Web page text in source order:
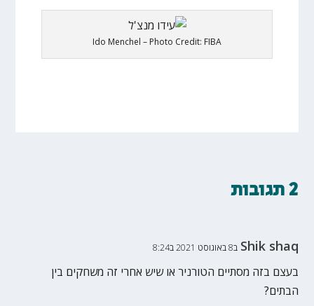
Ido Menchel – Photo Credit: FIBA
2 תגובות
Shik shaq ב8 באוגוסט 2021 ב8:24
בעצם בזה מסתיים הטורניר או שיש אחרי זה משחקים בין
הבתים?